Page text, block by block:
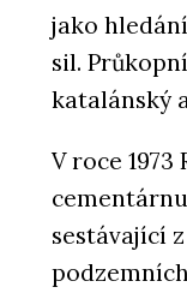
jako
sil.
katalánský
V roce
sestávající